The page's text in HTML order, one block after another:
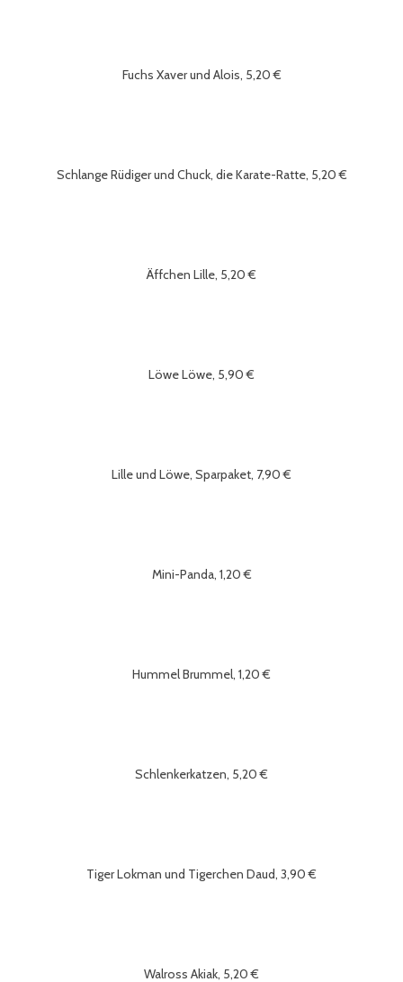
Fuchs Xaver und Alois, 5,20 €
Schlange Rüdiger und Chuck, die Karate-Ratte, 5,20 €
Äffchen Lille, 5,20 €
Löwe Löwe, 5,90 €
Lille und Löwe, Sparpaket, 7,90 €
Mini-Panda, 1,20 €
Hummel Brummel, 1,20 €
Schlenkerkatzen, 5,20 €
Tiger Lokman und Tigerchen Daud, 3,90 €
Walross Akiak, 5,20 €